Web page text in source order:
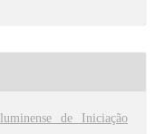
de Iniciação